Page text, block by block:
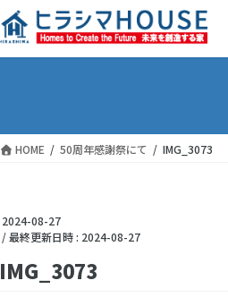
HOME 50周年感謝祭にて IMG_3073
2024-08-27
/ 最終更新日時 : 2024-08-27
IMG_3073